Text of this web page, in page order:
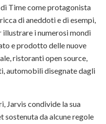
Time come protagonista
di aneddoti e di esempi,
i numerosi mondi
e prodotto delle nuove
ristoranti open source,
automobili disegnate dagli
Jarvis condivide la sua
sostenuta da alcune regole